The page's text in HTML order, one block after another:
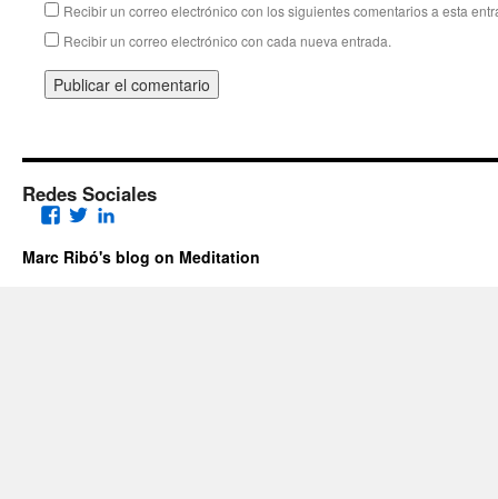
Recibir un correo electrónico con los siguientes comentarios a esta
Recibir un correo electrónico con cada nueva entrada.
Redes Sociales
Facebook
Twitter
Marc Ribó's blog on Meditation